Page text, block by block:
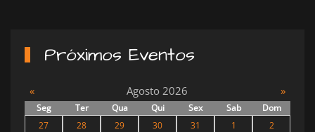
Próximos Eventos
« Agosto 2026 »
Seg Ter Qua Qui Sex Sab
Dom
27
28 29 30 31 1
2